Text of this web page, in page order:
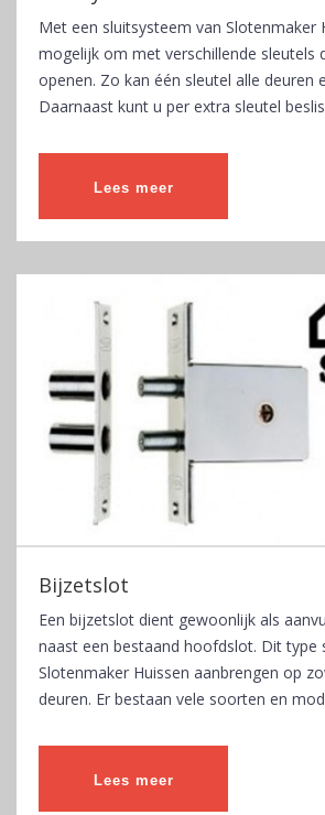
Met een sluitsysteem van Slotenmaker
mogelijk om met verschillende sleutels
openen. Zo kan één sleutel alle deuren
Daarnaast kunt u per extra sleutel
Lees meer
Bijzetslot
Een bijzetslot dient gewoonlijk als
naast een bestaand hoofdslot. Dit type
Slotenmaker Huissen aanbrengen op
deuren. Er bestaan vele soorten en
Lees meer